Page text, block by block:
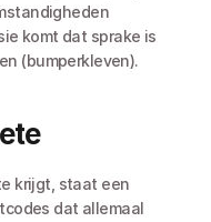
komt dat sprake is
(bumperkleven).
krijgt, staat een
dat allemaal